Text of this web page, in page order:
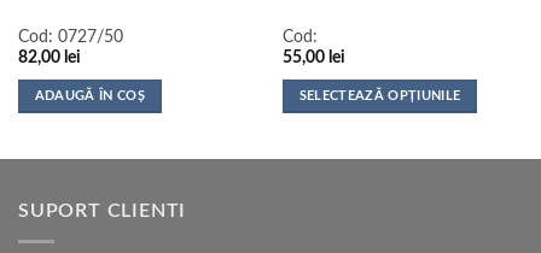
Cod: 0727/50
82,00 lei
ADAUGĂ ÎN COȘ
Cod:
55,00 lei
SELECTEAZĂ OPȚIUNILE
SUPORT CLIENTI